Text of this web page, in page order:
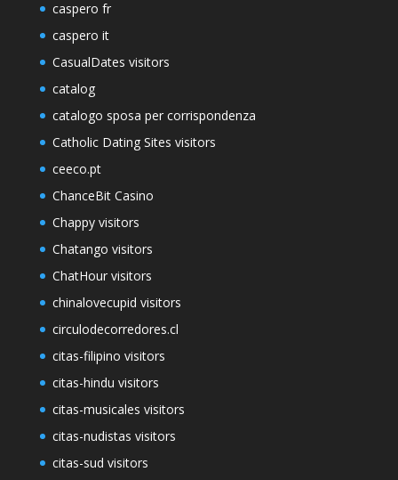
caspero fr
caspero it
CasualDates visitors
catalog
catalogo sposa per corrispondenza
Catholic Dating Sites visitors
ceeco.pt
ChanceBit Casino
Chappy visitors
Chatango visitors
ChatHour visitors
chinalovecupid visitors
circulodecorredores.cl
citas-filipino visitors
citas-hindu visitors
citas-musicales visitors
citas-nudistas visitors
citas-sud visitors